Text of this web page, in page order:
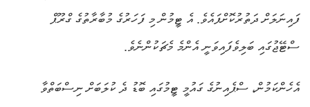
ފައިނަލަށް ދަތުރުކޮށްފައެވެ. އެ ޓީމުން މި ފަހަރުގެ މުބާރާތުގެ ގްރޫޕް
ސްޓޭޖުގައި ބަލިވެފައިވަނީ އެންމެ މެޗަކުންނެވެ.
އެހެންކަމުން، ސްޕެއިނުގެ ގައުމީ ޓީމުގައި ބޮޑު ދެ ކުލަބަށް ނިސްބަތްވާ